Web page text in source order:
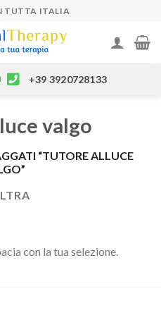
TUTTA ITALIA
+39 3920728133
valgo
“TUTORE ALLUCE
con la tua selezione.